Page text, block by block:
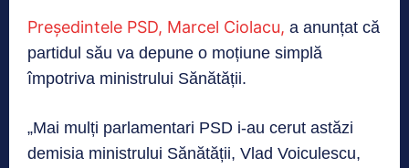
Președintele PSD, Marcel Ciolacu, a anunțat că
partidul său va depune o moțiune simplă
împotriva ministrului Sănătății.
„Mai mulți parlamentari PSD i-au cerut astăzi
demisia ministrului Sănătății, Vlad Voiculescu,